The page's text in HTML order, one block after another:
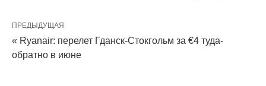
ПРЕДЫДУЩАЯ
« Ryanair: перелет Гданск-Стокгольм за €4 туда-
обратно в июне